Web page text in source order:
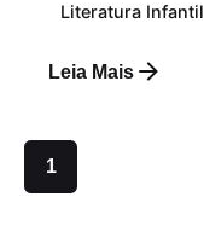
Literatura Infantil
Leia Mais
1